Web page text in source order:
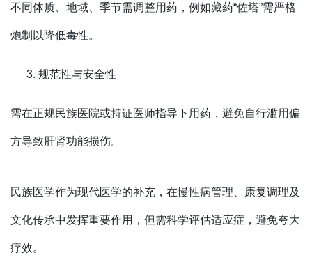
不同体质、地域、季节需调整用药，例如藏药“佐塔”需严格
炮制以降低毒性。
规范性与安全性
需在正规民族医院或持证医师指导下用药，避免自行滥用偏
方导致肝肾功能损伤。
民族医学作为现代医学的补充，在慢性病管理、康复调理及
文化传承中发挥重要作用，但需科学评估适应症，避免夸大
疗效。